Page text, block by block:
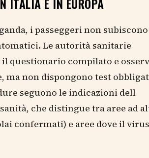
i passeggeri non subiscono
Le autorità sanitarie
questionario compilato e
ma non dispongono test
seguono le indicazioni dell
che distingue tra aree ad
confermati) e aree dove il